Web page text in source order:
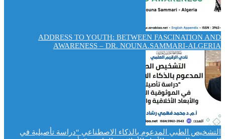
ADDRESS TO YOUTH: BETWEEN FASCINATION AND
AWARENESS – DR. NOUNA.SAMMARI-ALGERIA
التشخيص الطبي المدعوم بالذكاء الاصطناعي “دراسة تأصيلية في